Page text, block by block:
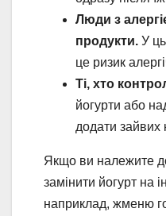
Люди з
продукти. У
це ризик
Ті, хто
йогурти або
додати зайвих
Якщо ви належите
замінити йогурт на
наприклад, жменю